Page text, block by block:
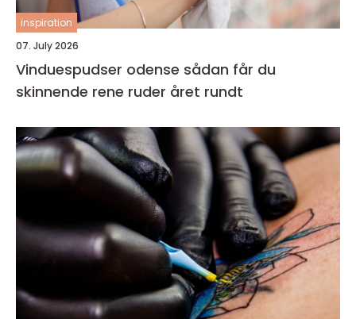
inspiration
07. July 2026
Vinduespudser odense sådan får du
skinnende rene ruder året rundt